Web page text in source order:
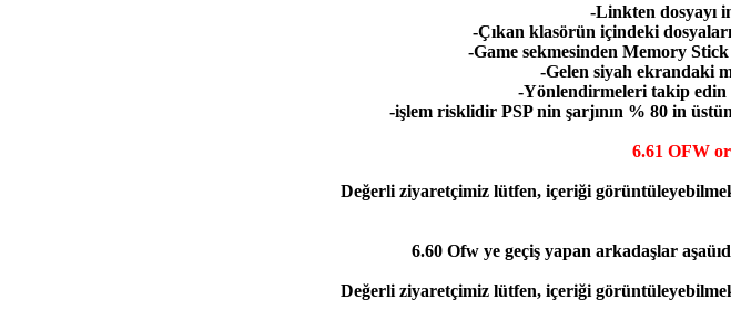
-Linkten dosyayı
-Çıkan klasörün içindeki
-Game sekmesinden Memory Stick
-Gelen siyah ekrandaki
-Yönlendirmeleri takip edin
-işlem risklidir PSP nin şarjının % 80 in
6.61 OFW
Değerli ziyaretçimiz lütfen, içeriği
6.60 Ofw ye geçiş yapan arkadaşlar
Değerli ziyaretçimiz lütfen, içeriği